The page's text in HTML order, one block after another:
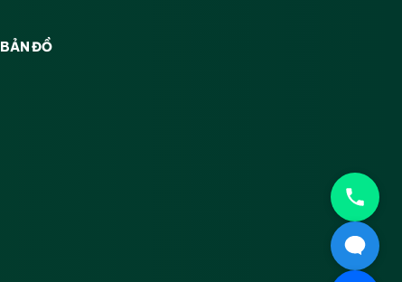
BẢN ĐỒ